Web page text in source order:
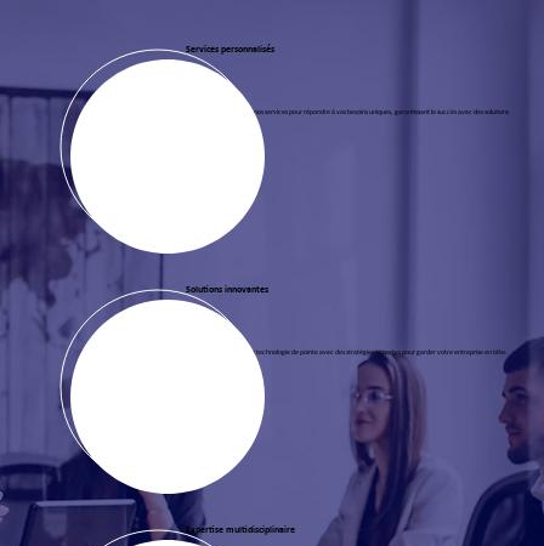
Services personnalisés
Nous personnalisons nos services pour répondre à vos besoins uniques, garantissant le succès avec des solutions
Solutions innovantes
Nous combinons une technologie de pointe avec des stratégies expertes pour garder votre entreprise en tête.
Expertise multidisciplinaire